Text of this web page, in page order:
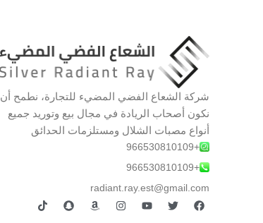
شركة الشعاع الفضي المضيء للتجارة، نطمح أن
نكون أصحاب الريادة في مجال بيع وتوريد جميع
أنواع مصبات الشلال ومستلزمات الحدائق
+966530810109
+966530810109
radiant.ray.est@gmail.com